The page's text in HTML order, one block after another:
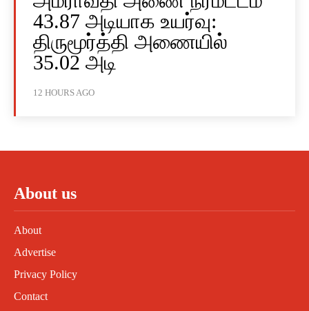
43.87 அடியாக உயர்வு:
திருமூர்த்தி அணையில்
35.02 அடி
12 HOURS AGO
About us
About
Advertise
Privacy Policy
Contact